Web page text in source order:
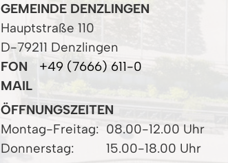
GEMEINDE DENZLINGEN
Hauptstraße 110
D-79211 Denzlingen
FON
+49 (7666) 611-0
MAIL
ÖFFNUNGSZEITEN
Montag-Freitag: 08.00-12.00 Uhr
Donnerstag:
15.00-18.00 Uhr